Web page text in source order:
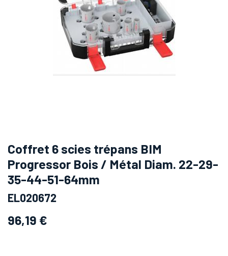
Coffret 6 scies trépans BIM
Progressor Bois / Métal Diam. 22-29-
35-44-51-64mm
EL020672
96,19 €